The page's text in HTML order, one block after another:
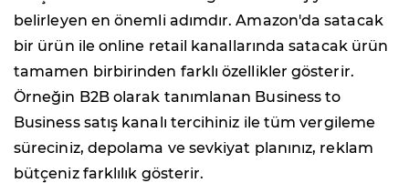
belirleyen en önemli adımdır. Amazon'da satacak
bir ürün ile online retail kanallarında satacak ürün
tamamen birbirinden farklı özellikler gösterir.
Örneğin B2B olarak tanımlanan Business to
Business satış kanalı tercihiniz ile tüm vergileme
süreciniz, depolama ve sevkiyat planınız, reklam
bütçeniz farklılık gösterir.